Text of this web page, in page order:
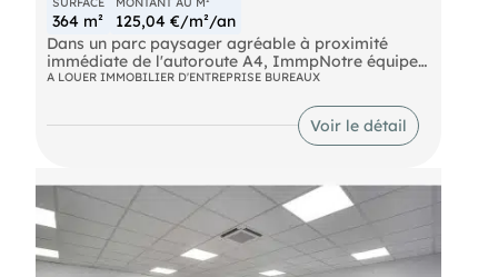
364 m²
125,04 €/m²/an
Dans un parc paysager agréable à proximité
immédiate de l'autoroute A4, ImmpNotre équipes
propose une surface de bureaux à la location
Bus Bus Ligne 213 RER Noisy - Champs (A) Route
N104 Autoroute A4
A LOUER IMMOBILIER D'ENTREPRISE BUREAUX
Voir le détail